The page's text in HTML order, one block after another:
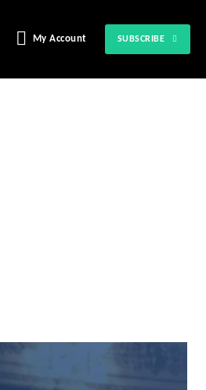
My Account SUBSCRIBE